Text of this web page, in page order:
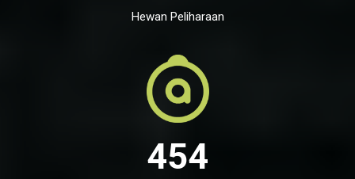
Hewan Peliharaan
454